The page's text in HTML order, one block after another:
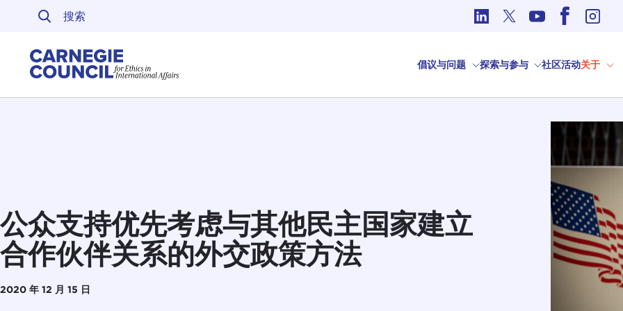
跳至内容
倡议与问题 探索与参与 社区活动关于
公众支持优先考虑与其他民主国家建立
合作伙伴关系的外交政策方法
2020 年 12 月 15 日